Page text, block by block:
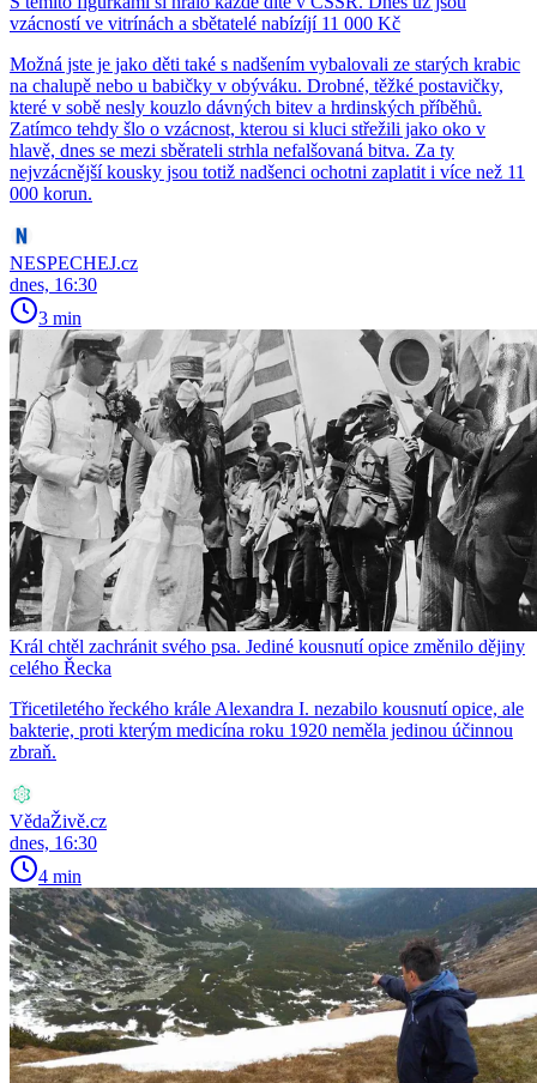
vzácností ve vitrínách a sbětatelé nabízíjí 11 000 Kč
Možná jste je jako děti také s nadšením vybalovali ze starých krabic
na chalupě nebo u babičky v obýváku. Drobné, těžké postavičky,
které v sobě nesly kouzlo dávných bitev a hrdinských příběhů.
Zatímco tehdy šlo o vzácnost, kterou si kluci střežili jako oko v
hlavě, dnes se mezi sběrateli strhla nefalšovaná bitva. Za ty
nejvzácnější kousky jsou totiž nadšenci ochotni zaplatit i více než 11
000 korun.
NESPECHEJ.cz
dnes, 16:30
3 min
Král chtěl zachránit svého psa. Jediné kousnutí opice změnilo dějiny
celého Řecka
Třicetiletého řeckého krále Alexandra I. nezabilo kousnutí opice, ale
bakterie, proti kterým medicína roku 1920 neměla jedinou účinnou
zbraň.
VědaŽivě.cz
dnes, 16:30
4 min